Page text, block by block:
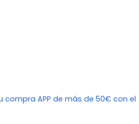
compra APP de más de 50€ con el